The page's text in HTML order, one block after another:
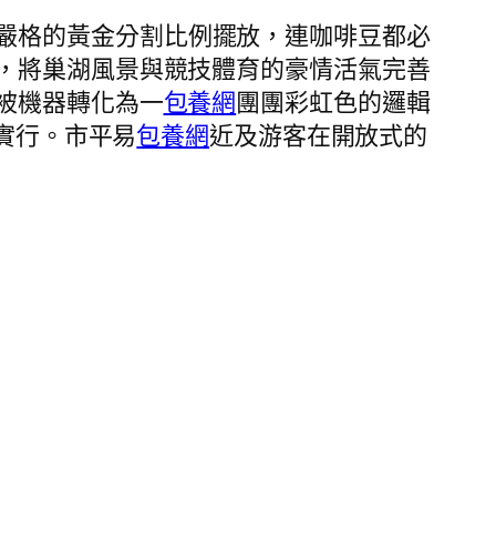
格的黃金分割比例擺放，連咖啡豆都必
將巢湖風景與競技體育的豪情活氣完善
機器轉化為一包養網團團彩虹色的邏輯
行。市平易包養網近及游客在開放式的